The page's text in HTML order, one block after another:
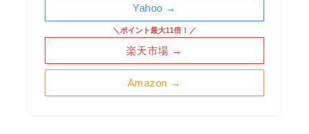
Amazon →
＼ポイント最大11倍！／
楽天市場 →
Yahoo →